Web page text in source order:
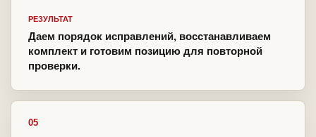
РЕЗУЛЬТАТ
Даем порядок исправлений, восстанавливаем
комплект и готовим позицию для повторной
проверки.
05